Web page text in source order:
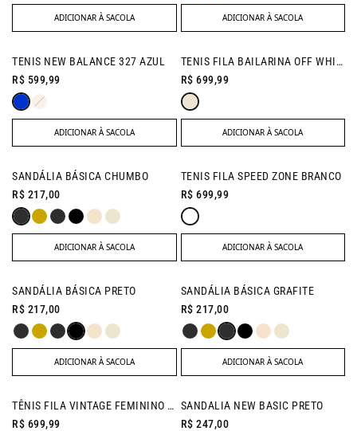
ADICIONAR À SACOLA ADICIONAR À SACOLA
TENIS NEW BALANCE 327 AZUL
R$ 599,99
ADICIONAR À SACOLA
TENIS FILA BAILARINA OFF WHITE
R$ 699,99
ADICIONAR À SACOLA
SANDÁLIA BÁSICA CHUMBO
R$ 217,00
ADICIONAR À SACOLA
TENIS FILA SPEED ZONE BRANCO
R$ 699,99
ADICIONAR À SACOLA
SANDÁLIA BÁSICA PRETO
R$ 217,00
ADICIONAR À SACOLA
SANDÁLIA BÁSICA GRAFITE
R$ 217,00
ADICIONAR À SACOLA
TÊNIS FILA VINTAGE FEMININO OFF WHITE
R$ 699,99
SANDALIA NEW BASIC PRETO
R$ 247,00